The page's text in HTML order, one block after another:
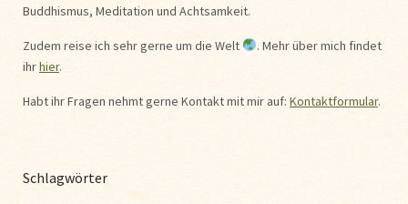
Buddhismus, Meditation und Achtsamkeit.
Zudem reise ich sehr gerne um die Welt
. Mehr über mich findet
ihrhier.
Habt ihr Fragen nehmt gerne Kontakt mit mir auf: Kontaktformular.
Schlagwörter